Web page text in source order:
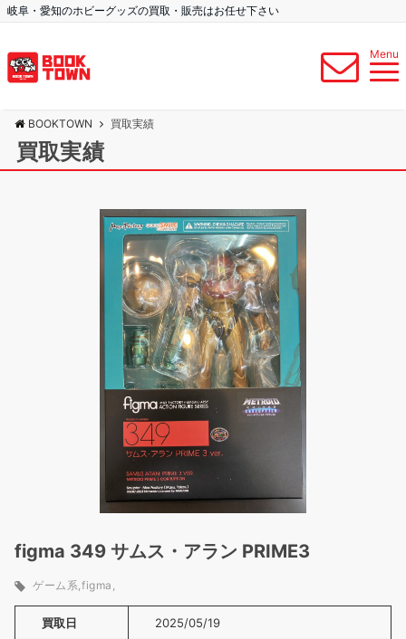
岐阜・愛知のホビーグッズの買取・販売はお任せ下さい
Menu
BOOKTOWN 買取実績
買取実績
figma 349 サムス・アラン PRIME3
ゲーム系 figma
買取日 2025/05/19